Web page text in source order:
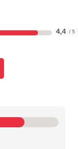
4,4